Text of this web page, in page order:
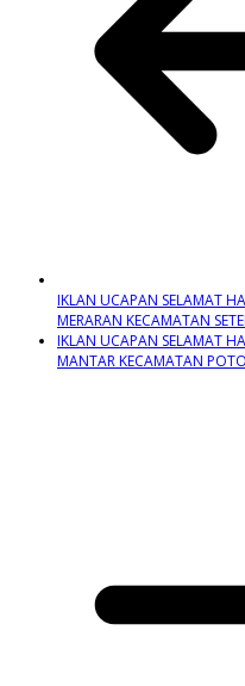
IKLAN UCAPAN SELAMAT
MERARAN KECAMATAN
IKLAN UCAPAN SELAMAT
MANTAR KECAMATAN